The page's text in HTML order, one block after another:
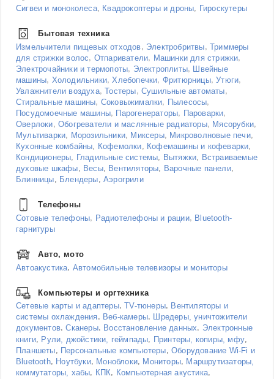
Сигвеи и моноколеса, Квадрокоптеры и дроны, Гироскутеры
Бытовая техника
Измельчители пищевых отходов
Электробритвы ,Триммеры
для стрижки волос
Отпариватели Машинки для стрижки
Электрочайники и термопоты
Электроплиты
Швейные
машины Холодильники ,Хлебопечки Фритюрницы,Утюги
Увлажнители воздуха,Тостеры ,Сушильные автоматы
Стиральные машины Соковыжималки Пылесосы
Посудомоечные машины, Парогенераторы, Пароварки,
Оверлоки,Обогреватели и маслянные радиаторы, Мясорубки,
Мультиварки, Морозильники, Миксеры, Микроволновые печи,
Кухонные комбайны, Кофемолки, Кофемашины и кофеварки,
Кондиционеры, Гладильные системы, Вытяжки, Встраиваемые
духовые шкафы, Весы, Вентиляторы, Варочные панели,
Блинницы, Блендеры,Аэрогрили
Телефоны
Сотовые телефоны, Радиотелефоны и рации, Bluetooth-
гарнитуры
Авто, мото
Автоакустика Автомобильные телевизоры и мониторы
Компьютеры и оргтехника
Сетевые карты и адаптеры,TV-тюнеры, Вентиляторы и
системы охлаждения, Веб-камеры, Шредеры, уничтожители
документов,Сканеры, Восстановление данных, Электронные
книги Рули, джойстики, геймпады Принтеры, копиры, мфу
Планшеты
Персональные компьютеры ,Оборудование Wi-Fi и
Bluetooth, Ноутбуки, Моноблоки Мониторы Маршрутизаторы,
коммутаторы, хабы
КПК Компьютерная акустика